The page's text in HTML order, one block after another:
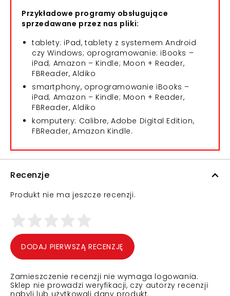
Przykładowe programy obsługujące
sprzedawane przez nas pliki:
tablety: iPad, tablety z systemem Android
czy Windows; oprogramowanie: iBooks –
iPad; Amazon – Kindle; Moon + Reader,
FBReader, Aldiko
smartphony, oprogramowanie iBooks –
iPad; Amazon – Kindle; Moon + Reader,
FBReader, Aldiko
komputery: Calibre, Adobe Digital Edition,
FBReader, Amazon Kindle.
Recenzje
Produkt nie ma jeszcze recenzji.
DODAJ PIERWSZĄ RECENZJĘ
Zamieszczenie recenzji nie wymaga logowania.
Sklep nie prowadzi weryfikacji, czy autorzy recenzji
nabyli lub użytkowali dany produkt.